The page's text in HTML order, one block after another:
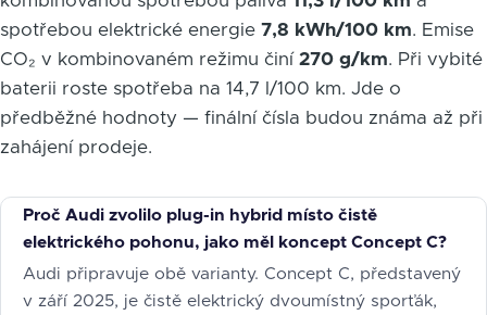
spotřebou elektrické energie 7,8 kWh/100 km. Emise
CO₂ v kombinovaném režimu činí 270 g/km. Při vybité
baterii roste spotřeba na 14,7 l/100 km. Jde o
předběžné hodnoty — finální čísla budou známa až při
zahájení prodeje.
Proč Audi zvolilo plug-in hybrid místo čistě
elektrického pohonu, jako měl koncept Concept C?
Audi připravuje obě varianty. Concept C, představený
v září 2025, je čistě elektrický dvoumístný sporťák,